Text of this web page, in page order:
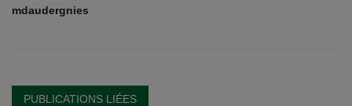
mdaudergnies
PUBLICATIONS LIÉES